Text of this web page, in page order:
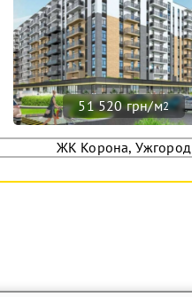
51 520 грн/м2
ЖК Корона, Ужгород